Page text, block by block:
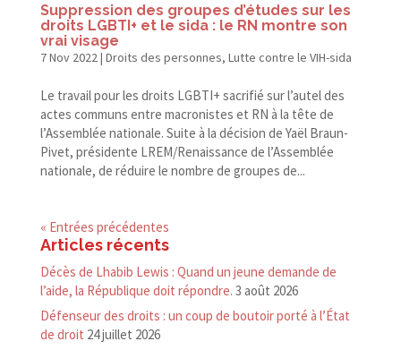
Suppression des groupes d’études sur les
droits LGBTI+ et le sida : le RN montre son
vrai visage
7 Nov 2022| Droits des personnes, Lutte contre le VIH-sida
Le travail pour les droits LGBTI+ sacrifié sur l’autel des
actes communs entre macronistes et RN à la tête de
l’Assemblée nationale. Suite à la décision de Yaël Braun-​
Pivet, présidente LREM/​Renaissance de l’Assemblée
nationale, de réduire le nombre de groupes de...
« Entrées précédentes
Articles récents
Décès de Lhabib Lewis : Quand un jeune demande de
l’aide, la République doit répondre. 3 août 2026
Défenseur des droits : un coup de boutoir porté à l’État
de droit 24 juillet 2026